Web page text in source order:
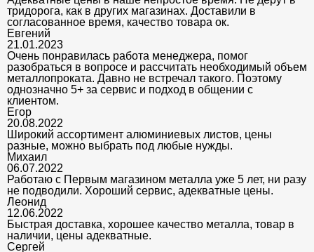
тридорога, как в других магазинах. Доставили в
согласованное время, качество товара ок.
Евгений
21.01.2023
Очень понравилась работа менеджера, помог
разобраться в вопросе и рассчитать необходимый объем
металлопроката. Давно не встречал такого. Поэтому
однозначно 5+ за сервис и подход в общении с
клиентом.
Егор
20.08.2022
Широкий ассортимент алюминиевых листов, цены
разные, можно выбрать под любые нужды.
Михаил
06.07.2022
Работаю с Первым магазином металла уже 5 лет, ни разу
не подводили. Хороший сервис, адекватные цены.
Леонид
12.06.2022
Быстрая доставка, хорошее качество металла, товар в
наличии, цены адекватные.
Сергей